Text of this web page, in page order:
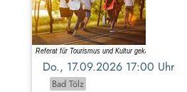
Do., 17.09.2026 17:00 Uhr
Bad Tölz